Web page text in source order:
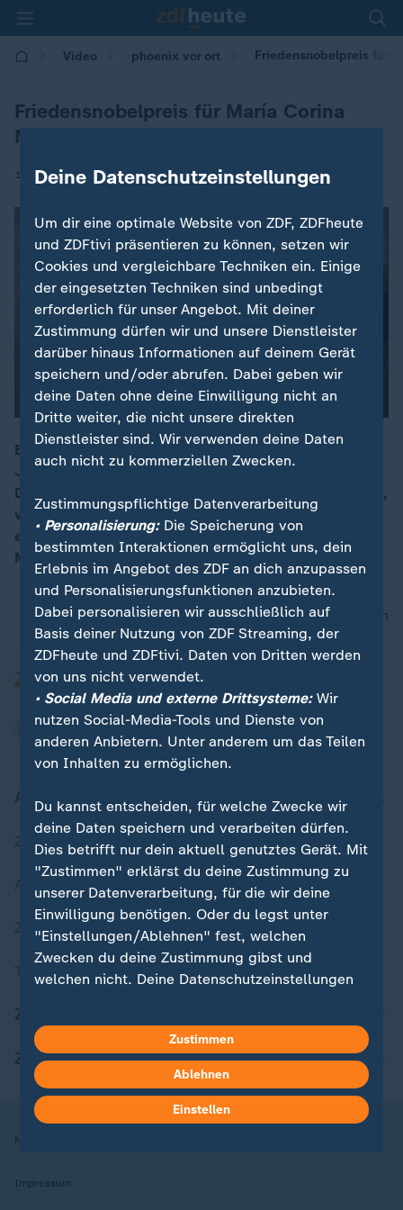
Video phoenix vor ort Friedensnobelpreis für
Friedensnobelpreis für María Corina
Machado
10.10.2025 | 13:20
Bekanntgabe der Friedensnobelpreisträger:in mit
Jørgen Watne Frydnes (Vorsitzender Nobelkomitee).
Der Friedensnobelpreis geht an María Corina Machado,
venezuelische Oppositionsführerin, die sich
entschieden gegen den autoritären Machthaber
Meduro stellt.
nach oben
Aktuell bei ZDFheute
Zuletzt veröffentlicht
Aktuelle Sendungs-Videos
ZDFheute Stories
Themen im Überblick
ZDFheute Apps
Nutzungsbedingungen
Impressum
Deine Datenschutzeinstellungen
Um dir eine optimale Website von ZDF, ZDFheute
und ZDFtivi präsentieren zu können, setzen wir
Cookies und vergleichbare Techniken ein. Einige
der eingesetzten Techniken sind unbedingt
erforderlich für unser Angebot. Mit deiner
Zustimmung dürfen wir und unsere Dienstleister
darüber hinaus Informationen auf deinem Gerät
speichern und/oder abrufen. Dabei geben wir
deine Daten ohne deine Einwilligung nicht an
Dritte weiter, die nicht unsere direkten
Dienstleister sind. Wir verwenden deine Daten
auch nicht zu kommerziellen Zwecken.
Zustimmungspflichtige Datenverarbeitung
• Personalisierung:Die Speicherung von
bestimmten Interaktionen ermöglicht uns, dein
Erlebnis im Angebot des ZDF an dich anzupassen
und Personalisierungsfunktionen anzubieten.
Dabei personalisieren wir ausschließlich auf
Basis deiner Nutzung von ZDF Streaming, der
ZDFheute und ZDFtivi. Daten von Dritten werden
von uns nicht verwendet.
• Social Media und externe Drittsysteme:Wir
nutzen Social-Media-Tools und Dienste von
anderen Anbietern. Unter anderem um das Teilen
von Inhalten zu ermöglichen.
Du kannst entscheiden, für welche Zwecke wir
deine Daten speichern und verarbeiten dürfen.
Dies betrifft nur dein aktuell genutztes Gerät. Mit
"Zustimmen" erklärst du deine Zustimmung zu
unserer Datenverarbeitung, für die wir deine
Einwilligung benötigen. Oder du legst unter
"Einstellungen/Ablehnen" fest, welchen
Zwecken du deine Zustimmung gibst und
welchen nicht. Deine Datenschutzeinstellungen
in deinen Einstellungen widerrufen oder ändern.
Hier findest du das Impressum.
Weitere Informationen findest du in unserer
Datenschutzerklärung.
Zustimmen
Ablehnen
Einstellen